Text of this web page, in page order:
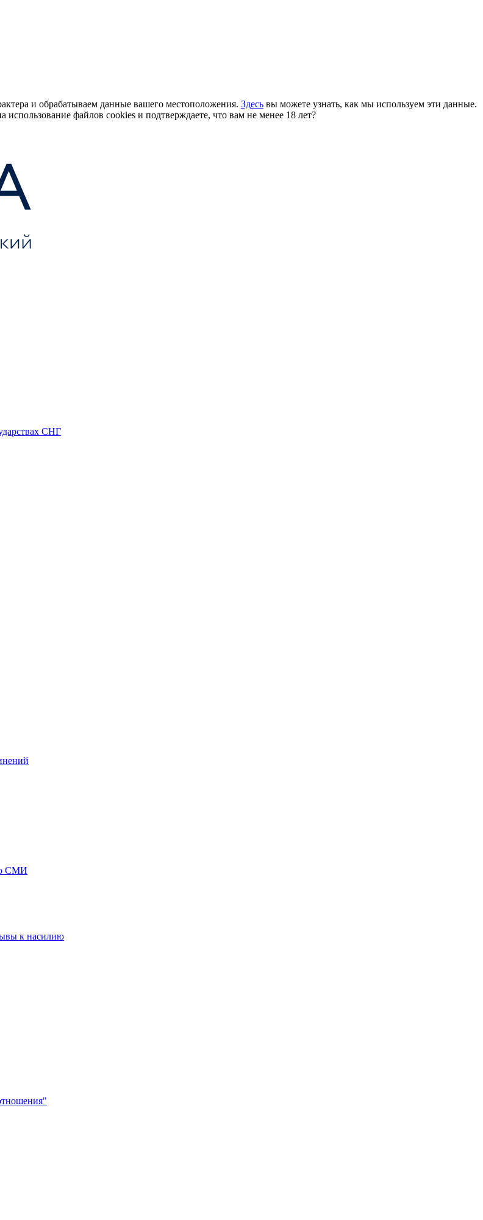
и обрабатываем данные вашего местоположения. Здесь вы можете узнать, как мы используем эти данные.
файлов cookies и подтверждаете, что вам не менее 18 лет?
СНГ
СМИ
к насилию